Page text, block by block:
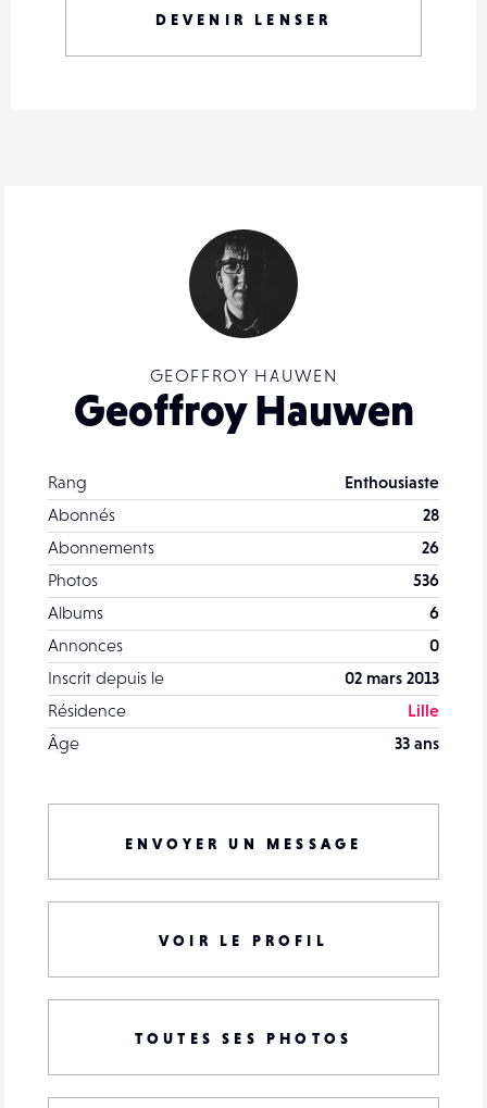
GEOFFROY HAUWEN
Geoffroy Hauwen
Rang
Enthousiaste
Abonnés
28
Abonnements
26
Photos
536
Albums
6
Annonces
0
Inscrit depuis le
02 mars 2013
Résidence
Lille
Âge
33 ans
ENVOYER UN MESSAGE
VOIR LE PROFIL
TOUTES SES PHOTOS
DEVENIR LENSER